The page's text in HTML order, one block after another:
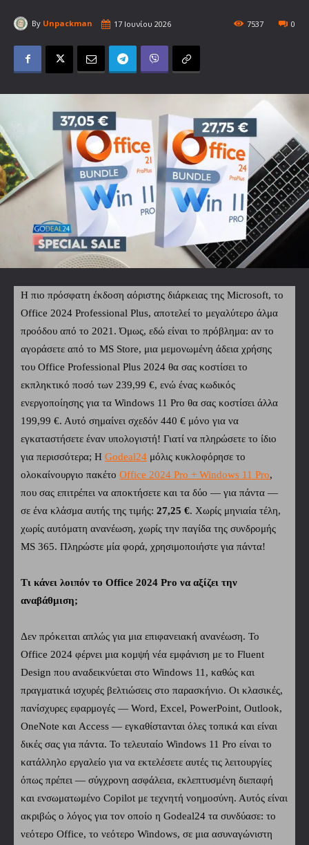
By Unpackman 17 Ιουνίου 2026 0
7537
Η πιο πρόσφατη έκδοση αόριστης διάρκειας της Microsoft, το
Office 2024 Professional Plus, αποτελεί το μεγαλύτερο άλμα
προόδου από το 2021. Όμως, εδώ είναι το πρόβλημα: αν το
αγοράσετε από το MS Store, μια μεμονωμένη άδεια χρήσης
του Office Professional Plus 2024 θα σας κοστίσει το
εκπληκτικό ποσό των 239,99 €, ενώ ένας κωδικός
ενεργοποίησης για τα Windows 11 Pro θα σας κοστίσει άλλα
199,99 €. Αυτό σημαίνει σχεδόν 440 € μόνο για να
εγκαταστήσετε έναν υπολογιστή! Γιατί να πληρώσετε το ίδιο
για περισσότερα; Η Godeal24 μόλις κυκλοφόρησε το
ολοκαίνουργιο πακέτο Office 2024 Pro + Windows 11 Pro,
που σας επιτρέπει να αποκτήσετε και τα δύο — για πάντα —
σε ένα κλάσμα αυτής της τιμής: 27,25 €. Χωρίς μηνιαία τέλη,
χωρίς αυτόματη ανανέωση, χωρίς την παγίδα της συνδρομής
MS 365. Πληρώστε μία φορά, χρησιμοποιήστε για πάντα!
Τι κάνει λοιπόν το Office 2024 Pro να αξίζει την
αναβάθμιση;
Δεν πρόκειται απλώς για μια επιφανειακή ανανέωση. Το
Office 2024 φέρνει μια κομψή νέα εμφάνιση με το Fluent
Design που αναδεικνύεται στο Windows 11, καθώς και
πραγματικά ισχυρές βελτιώσεις στο παρασκήνιο. Οι κλασικές,
πανίσχυρες εφαρμογές — Word, Excel, PowerPoint, Outlook,
OneNote και Access — εγκαθίστανται όλες τοπικά και είναι
δικές σας για πάντα. Το τελευταίο Windows 11 Pro είναι το
κατάλληλο εργαλείο για να εκτελέσετε αυτές τις λειτουργίες
όπως πρέπει — σύγχρονη ασφάλεια, εκλεπτυσμένη διεπαφή
και ενσωματωμένο Copilot με τεχνητή νοημοσύνη. Αυτός είναι
ακριβώς ο λόγος για τον οποίο η Godeal24 τα συνδύασε: το
νεότερο Office, το νεότερο Windows, σε μια ασυναγώνιστη